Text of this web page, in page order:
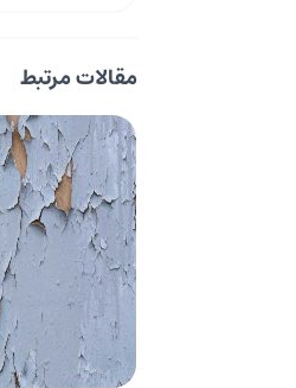
مقالات مرتبط